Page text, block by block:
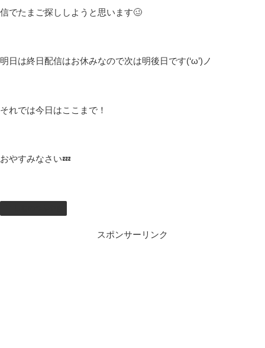
信でたまご探ししようと思います🥴
明日は終日配信はお休みなので次は明後日です(‘ω’)ノ
それでは今日はここまで！
おやすみなさい💤
スポンサーリンク